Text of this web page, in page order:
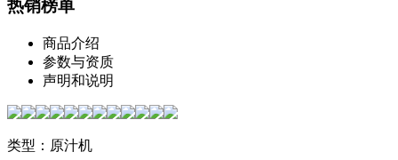
热销榜单
商品介绍
参数与资质
声明和说明
类型：原汁机